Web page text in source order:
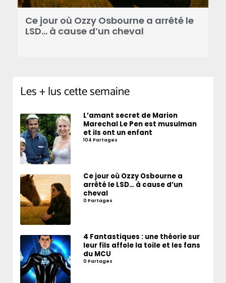
Ce jour où Ozzy Osbourne a arrêté le
LSD… à cause d’un cheval
Les + lus cette semaine
L’amant secret de Marion
Marechal Le Pen est musulman
et ils ont un enfant
104 Partages
Ce jour où Ozzy Osbourne a
arrêté le LSD… à cause d’un
cheval
0 Partages
4 Fantastiques : une théorie sur
leur fils affole la toile et les fans
du MCU
0 Partages